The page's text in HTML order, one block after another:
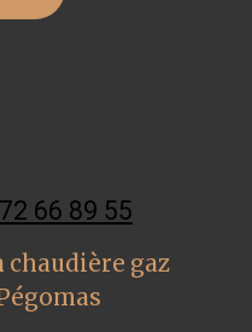
66 89 55
gaz